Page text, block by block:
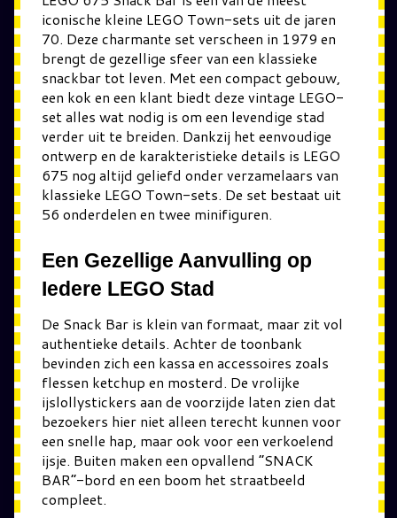
iconische kleine LEGO Town-sets uit de jaren
70. Deze charmante set verscheen in 1979 en
brengt de gezellige sfeer van een klassieke
snackbar tot leven. Met een compact gebouw,
een kok en een klant biedt deze vintage LEGO-
set alles wat nodig is om een levendige stad
verder uit te breiden. Dankzij het eenvoudige
ontwerp en de karakteristieke details is LEGO
675 nog altijd geliefd onder verzamelaars van
klassieke LEGO Town-sets. De set bestaat uit
56 onderdelen en twee minifiguren.
Een Gezellige Aanvulling op
Iedere LEGO Stad
De Snack Bar is klein van formaat, maar zit vol
authentieke details. Achter de toonbank
bevinden zich een kassa en accessoires zoals
flessen ketchup en mosterd. De vrolijke
ijslollystickers aan de voorzijde laten zien dat
bezoekers hier niet alleen terecht kunnen voor
een snelle hap, maar ook voor een verkoelend
ijsje. Buiten maken een opvallend “SNACK
BAR”-bord en een boom het straatbeeld
compleet.